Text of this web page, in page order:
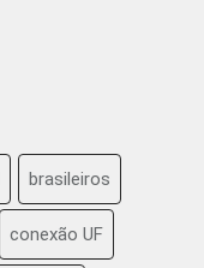
brasileiros
conexão UF